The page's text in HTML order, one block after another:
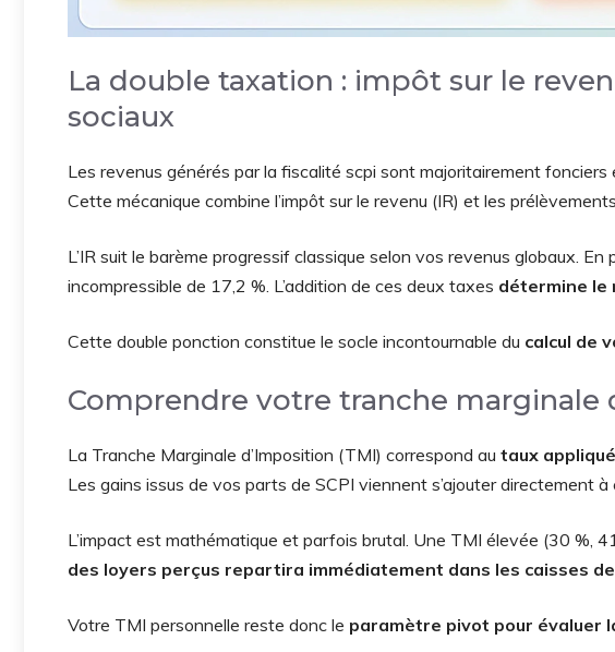
La double taxation : impôt sur le
sociaux
Les revenus générés par la fiscalité scpi sont majoritairement fonciers
Cette mécanique combine l’impôt sur le revenu (IR) et les
L’IR suit le barème progressif classique selon vos revenus globaux.
incompressible de 17,2 %. L’addition de ces deux taxes détermine le
Cette double ponction constitue le socle incontournable du calcul de
Comprendre votre tranche marginale
La Tranche Marginale d’Imposition (TMI) correspond au taux
Les gains issus de vos parts de SCPI viennent s’ajouter directement à
L’impact est mathématique et parfois brutal. Une TMI élevée (30 %,
des loyers perçus repartira immédiatement dans les caisses de
Votre TMI personnelle reste donc le paramètre pivot pour évaluer